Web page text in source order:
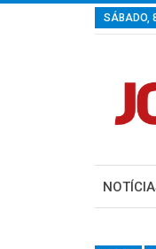
SÁBADO,